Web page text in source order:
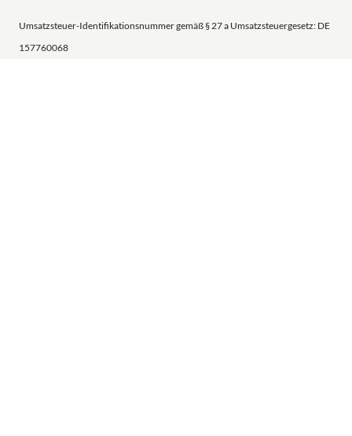
Umsatzsteuer-Identifikationsnummer gemäß § 27 a Umsatzsteuergesetz: DE
157760068